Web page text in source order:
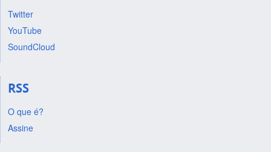
Twitter
YouTube
SoundCloud
RSS
O que é?
Assine